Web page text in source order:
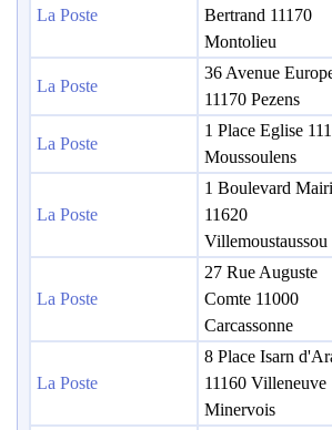
La Poste
Bertrand 11170
Montolieu
La Poste
36 Avenue
11170 Pezens
La Poste
1 Place Eglise
Moussoulens
La Poste
1 Boulevard
11620
Villemoustaussou
La Poste
27 Rue Auguste
Comte 11000
Carcassonne
La Poste
8 Place Isarn
11160 Villeneuve
Minervois